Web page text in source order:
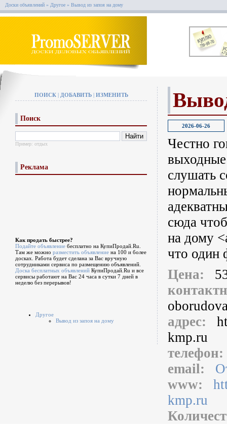
Доски объявлений » Другое » Вывод из запоя на дому
ПОИСК| ДОБАВИТЬ| ИЗМЕНИТЬ
Поиск
Пример: отдых
Реклама
Как продать быстрее?
Подайте объявление бесплатно на КупиПродай.Ru.
Там же можно разместить объявление на 100 и более
досках. Работа будет сделана за Вас вручную
сотрудниками сервиса по размещению объявлений.
Доска бесплатных объявлений КупиПродай.Ru и все
сервисы работают на Вас 24 часа в сутки 7 дней в
неделю без перерывов!
Другое
Вывод из запоя на дому
2026-06-26
Честно
выходные
слушать
сюда
на дому
что один
Цена:
адрес:
kmp.ru
email:
www:
kmp.ru